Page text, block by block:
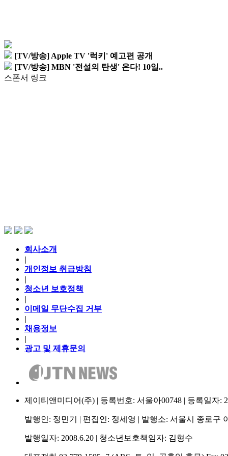
[TV/방송] Apple TV '럭키' 예고편 공개
[TV/방송] MBN '전설의 탄생' 온다! 10일..
스폰서 링크
회사소개
|
개인정보 취급방침
|
청소년 보호정책
|
이메일 무단수집 거부
|
채용정보
|
광고 및 제휴문의
제이티앤미디어(주) | 등록번호: 서울아00748 | 등록일자:
발행인: 정민기 | 편집인: 정세영 | 발행소: 서울시 종로구
발행일자: 2008.6.20 | 청소년보호책임자: 김형수